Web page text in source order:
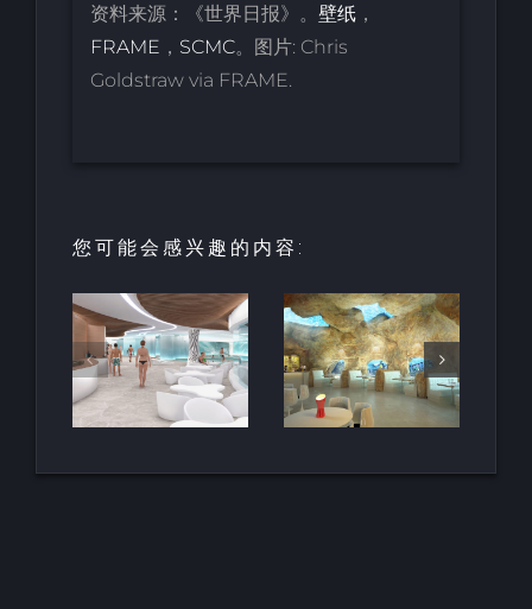
资料来源：《世界日报》。 壁纸，
FRAME ， SCMC。图片: Chris
Goldstraw via FRAME.
您可能会感兴趣的内容:
用于亲水建
筑的室内人
造岩石
天然梯田泳
池